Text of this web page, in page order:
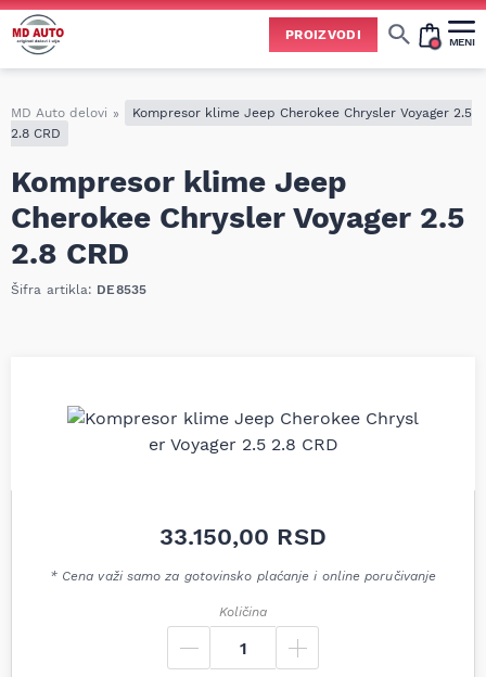
PROIZVODI MENI
MD Auto delovi »
Kompresor klime Jeep Cherokee Chrysler Voyager 2.5
2.8 CRD
Kompresor klime Jeep
Cherokee Chrysler Voyager 2.5
2.8 CRD
Šifra artikla: DE8535
33.150,00 RSD
* Cena važi samo za gotovinsko plaćanje i online poručivanje
Količina